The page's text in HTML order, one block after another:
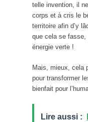
telle invention, il
corps et à cris le
territoire afin d’y
que cela se fasse,
énergie verte !
Mais, mieux, cela
pour transformer
bienfait pour
Lire aussi :